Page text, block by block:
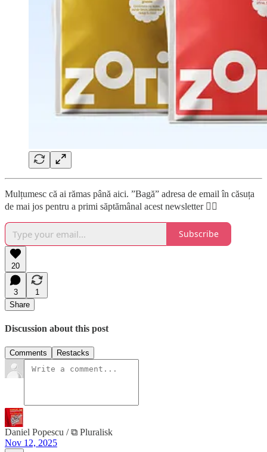
Mulțumesc că ai rămas până aici. ”Bagă” adresa de email în căsuța
de mai jos pentru a primi săptămânal acest newsletter 👇🏼
Subscribe
20
3
1
Share
Discussion about this post
Comments Restacks
Daniel Popescu / ⧉ Pluralisk
Nov 12, 2025